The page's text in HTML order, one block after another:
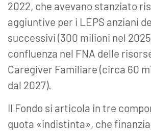
2022, che avevano stanziato
aggiuntive per i LEPS anziani
successivi (300 milioni nel
confluenza nel FNA delle
Caregiver Familiare (circa 60
dal 2027).
Il Fondo si articola in tre
quota «indistinta», che